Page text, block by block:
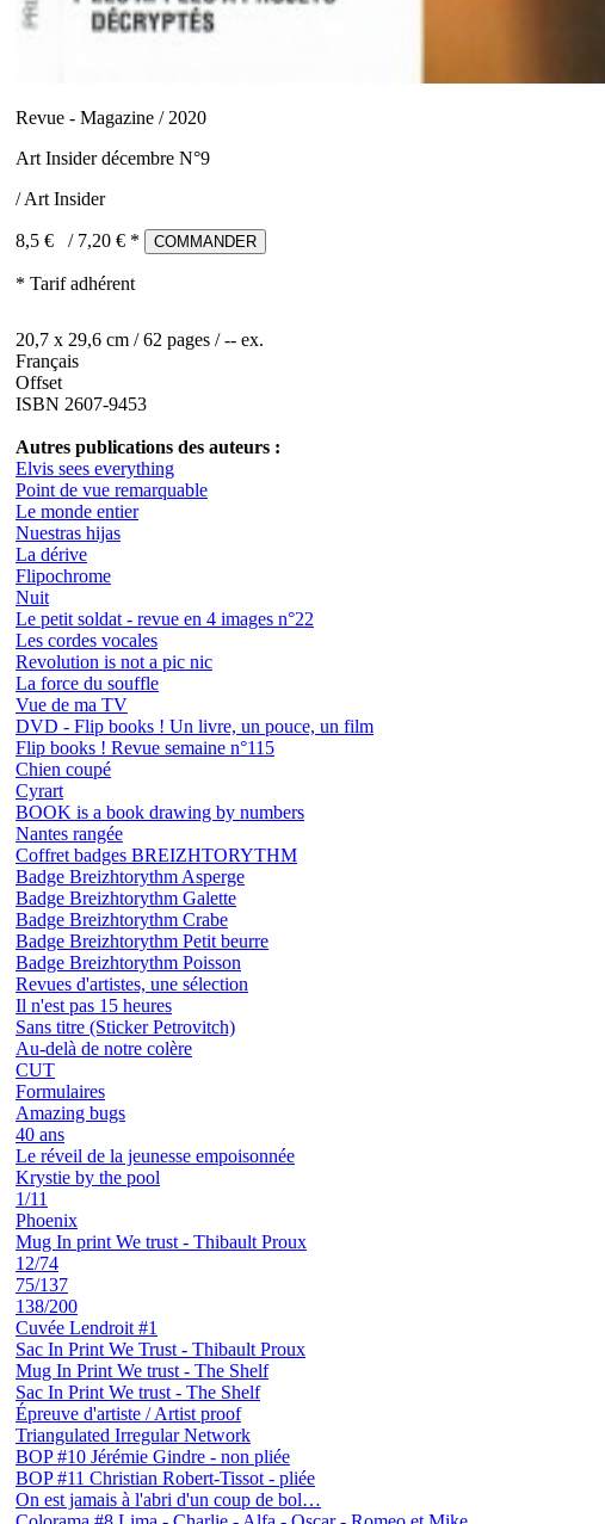
Revue - Magazine / 2020
Art Insider décembre N°9
/ Art Insider
8,5 € / 7,20 € * COMMANDER
* Tarif adhérent
20,7 x 29,6 cm / 62 pages / -- ex.
Français
Offset
ISBN 2607-9453
Autres publications des auteurs :
Elvis sees everything
Point de vue remarquable
Le monde entier
Nuestras hijas
La dérive
Flipochrome
Nuit
Le petit soldat - revue en 4 images n°22
Les cordes vocales
Revolution is not a pic nic
La force du souffle
Vue de ma TV
DVD - Flip books ! Un livre, un pouce, un film
Flip books ! Revue semaine n°115
Chien coupé
Cyrart
BOOK is a book drawing by numbers
Nantes rangée
Coffret badges BREIZHTORYTHM
Badge Breizhtorythm Asperge
Badge Breizhtorythm Galette
Badge Breizhtorythm Crabe
Badge Breizhtorythm Petit beurre
Badge Breizhtorythm Poisson
Revues d'artistes, une sélection
Il n'est pas 15 heures
Sans titre (Sticker Petrovitch)
Au-delà de notre colère
CUT
Formulaires
Amazing bugs
40 ans
Le réveil de la jeunesse empoisonnée
Krystie by the pool
1/11
Phoenix
Mug In print We trust - Thibault Proux
12/74
75/137
138/200
Cuvée Lendroit #1
Sac In Print We Trust - Thibault Proux
Mug In Print We trust - The Shelf
Sac In Print We trust - The Shelf
Épreuve d'artiste / Artist proof
Triangulated Irregular Network
BOP #10 Jérémie Gindre - non pliée
BOP #11 Christian Robert-Tissot - pliée
On est jamais à l'abri d'un coup de bol…